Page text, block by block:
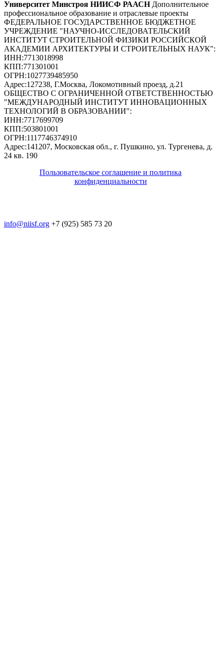
Университет Минстроя НИИСФ РААСН Дополнительное
профессиональное образование и отраслевые проекты
ФЕДЕРАЛЬНОЕ ГОСУДАРСТВЕННОЕ БЮДЖЕТНОЕ
УЧРЕЖДЕНИЕ "НАУЧНО-ИССЛЕДОВАТЕЛЬСКИЙ
ИНСТИТУТ СТРОИТЕЛЬНОЙ ФИЗИКИ РОССИЙСКОЙ
АКАДЕМИИ АРХИТЕКТУРЫ И СТРОИТЕЛЬНЫХ НАУК":
ИНН:7713018998
КПП:771301001
ОГРН:1027739485950
Адрес:127238, Г.Москва, Локомотивный проезд, д.21
ОБЩЕСТВО С ОГРАНИЧЕННОЙ ОТВЕТСТВЕННОСТЬЮ
"МЕЖДУНАРОДНЫЙ ИНСТИТУТ ИННОВАЦИОННЫХ
ТЕХНОЛОГИЙ В ОБРАЗОВАНИИ":
ИНН:7717699709
КПП:503801001
ОГРН:1117746374910
Адрес:141207, Московская обл., г. Пушкино, ул. Тургенева, д.
24 кв. 190
Пользовательское соглашение и политика
конфиденциальности
info@niisf.org +7 (925) 585 73 20